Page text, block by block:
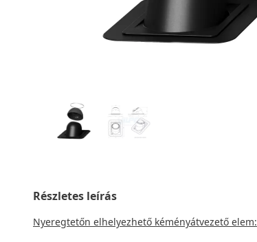
Részletes leírás
Nyeregtetőn elhelyezhető kéményátvezető elem: